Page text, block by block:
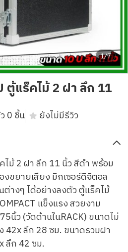
1/7
ตู้แร็คไม้ 2 ฝา ลึก 11
0 ชิ้น ยังไม่มีรีวิว
ไม้ 2 ฝา ลึก 11 นิ้ว สีดำ พร้อม
งขยายเสียง มิกเซอร์ดิจิตอล
งๆ ได้อย่างลงตัว ตู้แร็คไม้
แข็งแรง สวยงาม
นิ้ว (วัดด้านในRACK) ขนาดไม่
42x ลึก 28 ซม. ขนาดรวมฝา
ลึก 42 ซม.